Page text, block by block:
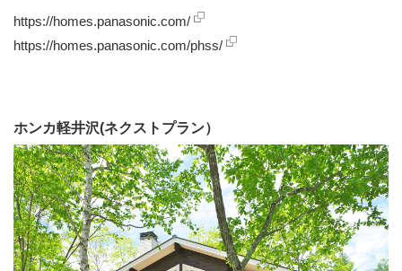
https://homes.panasonic.com/
https://homes.panasonic.com/phss/
ホンカ軽井沢(ネクストプラン）